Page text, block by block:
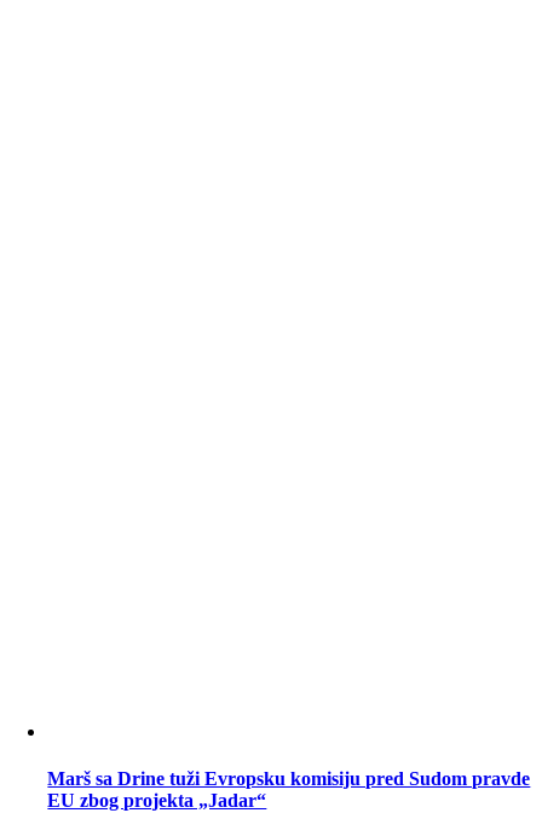
Marš sa Drine tuži Evropsku komisiju pred Sudom pravde
EU zbog projekta „Jadar“